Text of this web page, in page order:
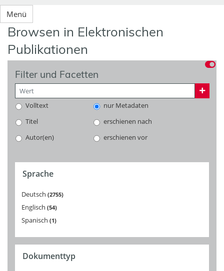
Menü
Browsen in Elektronischen
Publikationen
Filter und Facetten
Volltext
nur Metadaten
Titel
erschienen nach
Autor(en)
erschienen vor
Sprache
Deutsch 2755
Englisch 54
Spanisch 1
Dokumenttyp